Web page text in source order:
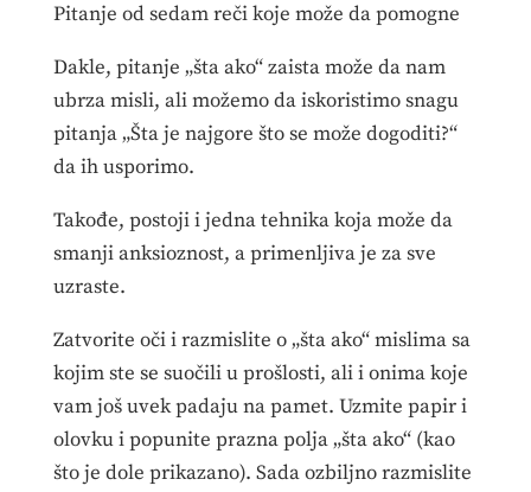
Pitanje od sedam reči koje može da pomogne
Dakle, pitanje „šta ako“ zaista može da nam
ubrza misli, ali možemo da iskoristimo snagu
pitanja „Šta je najgore što se može dogoditi?“
da ih usporimo.
Takođe, postoji i jedna tehnika koja može da
smanji anksioznost, a primenljiva je za sve
uzraste.
Zatvorite oči i razmislite o „šta ako“ mislima sa
kojim ste se suočili u prošlosti, ali i onima koje
vam još uvek padaju na pamet. Uzmite papir i
olovku i popunite prazna polja „šta ako“ (kao
što je dole prikazano). Sada ozbiljno razmislite